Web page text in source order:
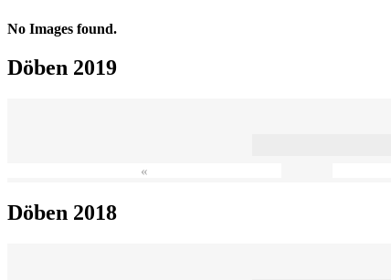
No Images found.
Döben 2019
«
Döben 2018